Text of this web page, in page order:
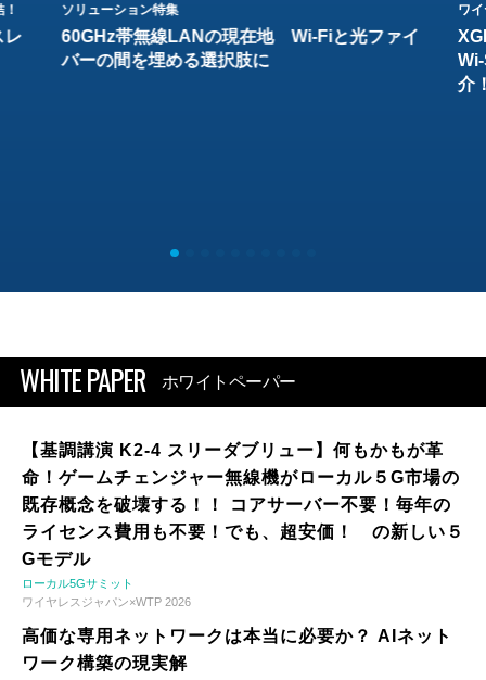
レ
ソリューション特集
60GHz帯無線LANの現在地 Wi-Fiと光ファイ
バーの間を埋める選択肢に
ワ
介
WHITE PAPER ホワイトペーパー
【基調講演 K2-4 スリーダブリュー】何もかもが革
命！ゲームチェンジャー無線機がローカル５G市場の
既存概念を破壊する！！ コアサーバー不要！毎年の
ライセンス費用も不要！でも、超安価！ の新しい５
Gモデル
ローカル5Gサミット
ワイヤレスジャパン×WTP 2026
高価な専用ネットワークは本当に必要か？ AIネット
ワーク構築の現実解